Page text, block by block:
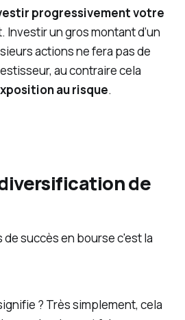
progressivement votre
Investir un gros montant d’un
actions ne fera pas de
au contraire cela
au risque.
de
succès en bourse c'est la
? Très simplement, cela